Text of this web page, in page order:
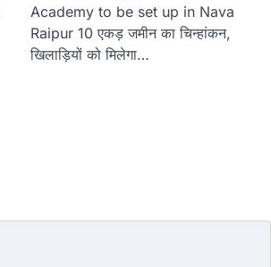
Academy to be set up in Nava
Raipur 10 एकड़ जमीन का चिन्हांकन,
खिलाड़ियों को मिलेगा…